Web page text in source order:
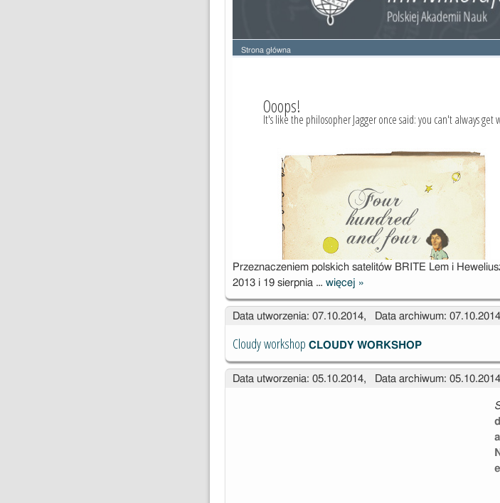
Przeznaczeniem polskich satelitów BRITE Lem i
2013 i 19 sierpnia … więcej Satelity BRITE
Lem i
Heweliusz
»
Data utworzenia: 07.10.2014, Data archiwum: 07.10.2014
Cloudy workshop CLOUDY WORKSHOP
Data utworzenia: 05.10.2014, Data archiwum: 05.10.2014